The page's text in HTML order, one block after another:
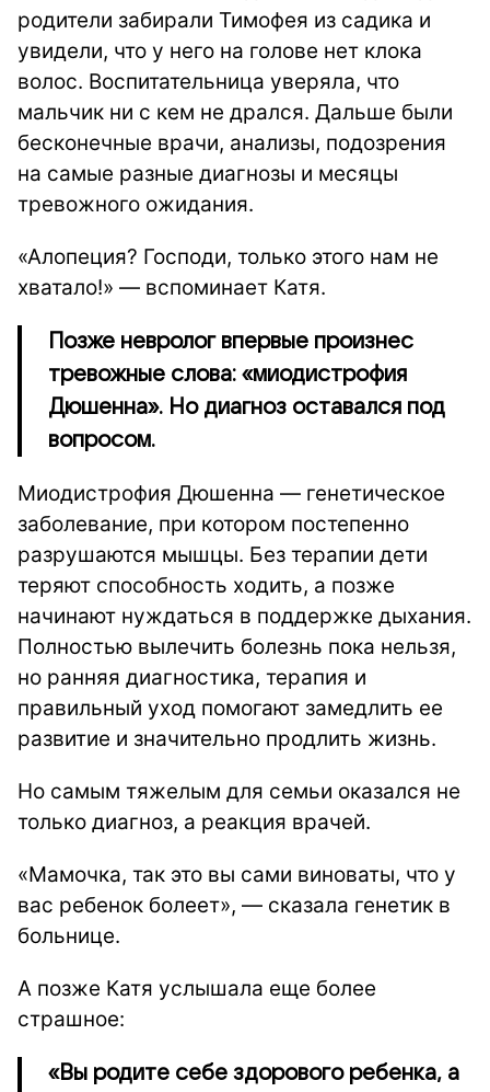
родители забирали Тимофея из садика и
увидели, что у него на голове нет клока
волос. Воспитательница уверяла, что
мальчик ни с кем не дрался. Дальше были
бесконечные врачи, анализы, подозрения
на самые разные диагнозы и месяцы
тревожного ожидания.
«Алопеция? Господи, только этого нам не
хватало!» — вспоминает Катя.
Позже невролог впервые произнес
тревожные слова: «миодистрофия
Дюшенна». Но диагноз оставался под
вопросом.
Миодистрофия Дюшенна — генетическое
заболевание, при котором постепенно
разрушаются мышцы. Без терапии дети
теряют способность ходить, а позже
начинают нуждаться в поддержке дыхания.
Полностью вылечить болезнь пока нельзя,
но ранняя диагностика, терапия и
правильный уход помогают замедлить ее
развитие и значительно продлить жизнь.
Но самым тяжелым для семьи оказался не
только диагноз, а реакция врачей.
«Мамочка, так это вы сами виноваты, что у
вас ребенок болеет», — сказала генетик в
больнице.
А позже Катя услышала еще более
страшное:
«Вы родите себе здорового ребенка, а